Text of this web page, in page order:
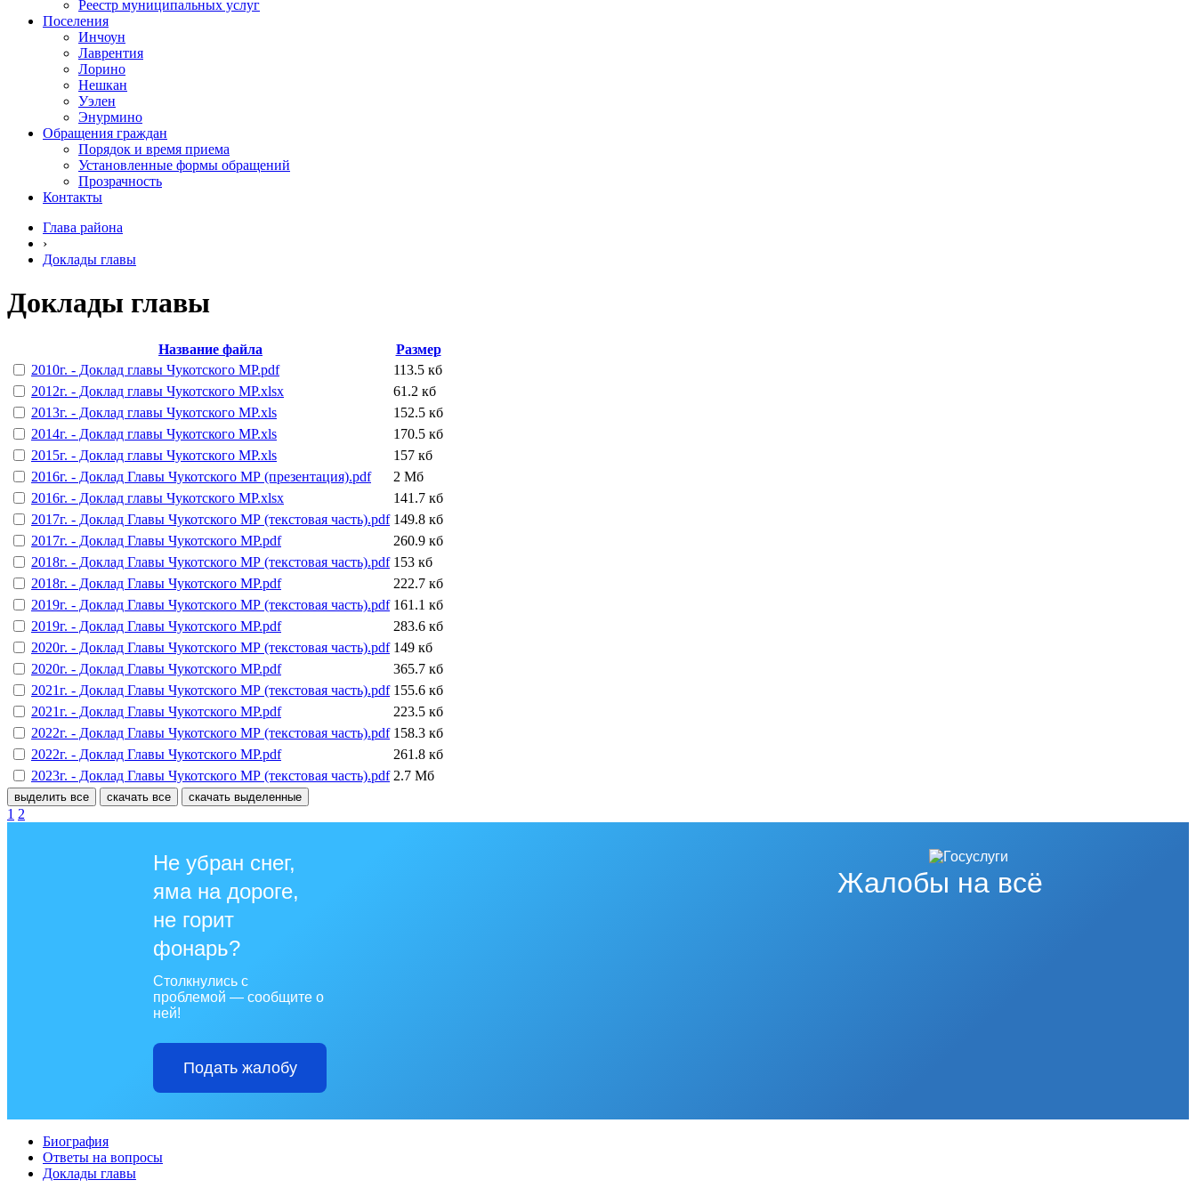
Реестр муниципальных услуг
Поселения
Инчоун
Лаврентия
Лорино
Нешкан
Уэлен
Энурмино
Обращения граждан
Порядок и время приема
Установленные формы обращений
Прозрачность
Контакты
Глава района
›
Доклады главы
Доклады главы
Название файла
Размер
2010г. - Доклад главы Чукотского МР.pdf
113.5 кб
2012г. - Доклад главы Чукотского МР.xlsx
61.2 кб
2013г. - Доклад главы Чукотского МР.xls
152.5 кб
2014г. - Доклад главы Чукотского МР.xls
170.5 кб
2015г. - Доклад главы Чукотского МР.xls
157 кб
2016г. - Доклад Главы Чукотского МР (презентация).pdf
2 Мб
2016г. - Доклад главы Чукотского МР.xlsx
141.7 кб
2017г. - Доклад Главы Чукотского МР (текстовая часть).pdf 149.8 кб
2017г. - Доклад Главы Чукотского МР.pdf
260.9 кб
2018г. - Доклад Главы Чукотского МР (текстовая часть).pdf 153 кб
2018г. - Доклад Главы Чукотского МР.pdf
222.7 кб
2019г. - Доклад Главы Чукотского МР (текстовая часть).pdf 161.1 кб
2019г. - Доклад Главы Чукотского МР.pdf
283.6 кб
2020г. - Доклад Главы Чукотского МР (текстовая часть).pdf 149 кб
2020г. - Доклад Главы Чукотского МР.pdf
365.7 кб
2021г. - Доклад Главы Чукотского МР (текстовая часть).pdf 155.6 кб
2021г. - Доклад Главы Чукотского МР.pdf
223.5 кб
2022г. - Доклад Главы Чукотского МР (текстовая часть).pdf 158.3 кб
2022г. - Доклад Главы Чукотского МР.pdf
261.8 кб
2023г. - Доклад Главы Чукотского МР (текстовая часть).pdf 2.7 Мб
выделить все скачать все скачать выделенные
1 2
Жалобы на всё
Не убран снег,
яма на дороге,
не горит
фонарь?
Столкнулись с
проблемой — сообщите о
ней!
Подать жалобу
Биография
Ответы на вопросы
Доклады главы